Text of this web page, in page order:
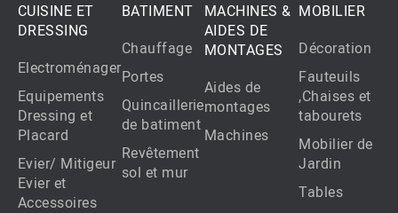
CUISINE ET
DRESSING
Electroménager
Equipements
Dressing et
Placard
Evier/ Mitigeur
Evier et
Accessoires
BATIMENT
Chauffage
Portes
Quincaillerie
de batiment
Revêtement
sol et mur
MACHINES &
AIDES DE
MONTAGES
Aides de
montages
Machines
MOBILIER
Décoration
Fauteuils
,Chaises et
tabourets
Mobilier de
Jardin
Tables